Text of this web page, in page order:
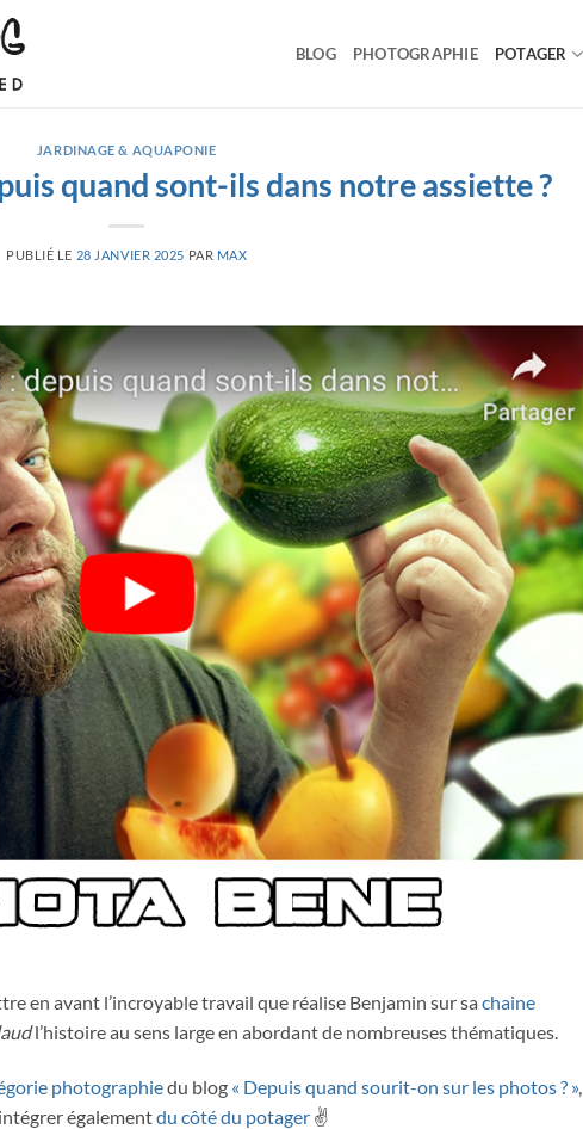
BLOG PHOTOGRAPHIE POTAGER
JARDINAGE & AQUAPONIE
quand sont-ils dans notre assiette ?
PUBLIÉ LE 28 JANVIER 2025 PAR MAX
en avant l’incroyable travail que réalise Benjamin sur sa chaine
l’histoire au sens large en abordant de nombreuses thématiques.
photographiedu blog « Depuis quand sourit-on sur les photos ? »,
égalementdu côté du potager ✌️